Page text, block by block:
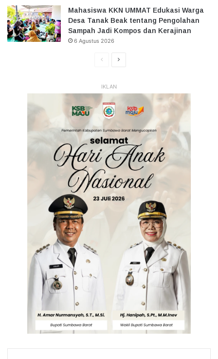
Mahasiswa KKN UMMAT Edukasi Warga
Desa Tanak Beak tentang Pengolahan
Sampah Jadi Kompos dan Kerajinan
6 Agustus 2026
HalamanHalaman
IKLAN